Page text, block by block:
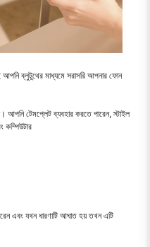
ব্লুটুথের মাধ্যমে সরাসরি আপনার ফোন
আপনি টেমপ্লেট ব্যবহার করতে পারেন, স্টাইল
কম্পিউটার
এবং যখন ধারণাটি আঘাত হয় তখন এটি